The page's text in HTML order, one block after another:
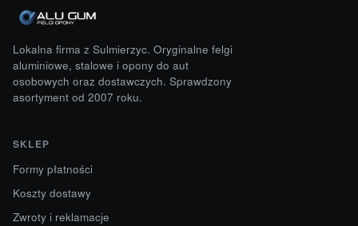
Lokalna firma z Sulmierzyc. Oryginalne felgi
aluminiowe, stalowe i opony do aut
osobowych oraz dostawczych. Sprawdzony
asortyment od 2007 roku.
SKLEP
Formy płatności
Koszty dostawy
Zwroty i reklamacje